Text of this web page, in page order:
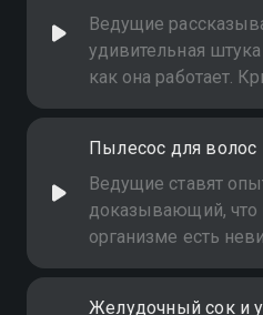
Ведущие
удивительная
как она работает.
зрителей носовую
которого распухла
аллергии, и
когда ему
сломанный нос
Пылесос для волос
Ведущие ставят
доказывающий,
организме есть
чернила. Занд